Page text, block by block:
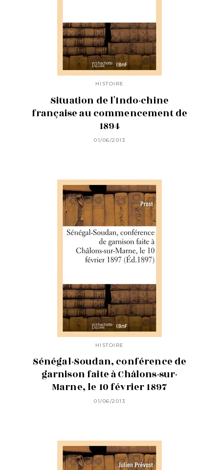
HISTOIRE
Situation de l'Indo-chine
française au commencement de
1894
01/06/2013
HISTOIRE
Sénégal-Soudan, conférence de
garnison faite à Châlons-sur-
Marne, le 10 février 1897
01/06/2013